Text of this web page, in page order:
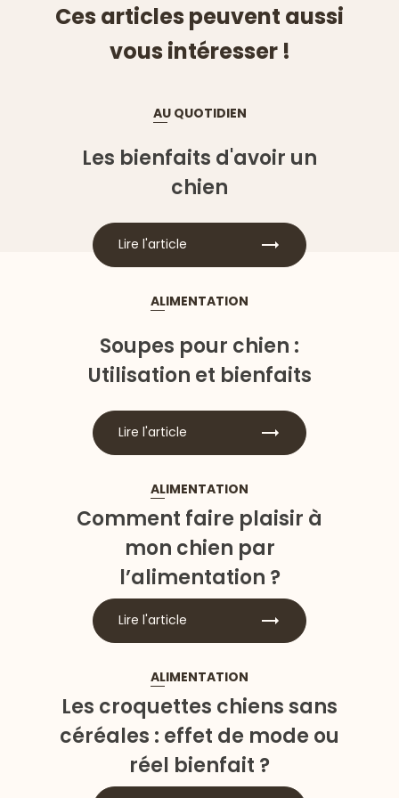
Ces articles peuvent aussi
vous intéresser !
AU QUOTIDIEN
Les bienfaits d'avoir un
chien
Lire l'article
ALIMENTATION
Soupes pour chien :
Utilisation et bienfaits
Lire l'article
ALIMENTATION
Comment faire plaisir à
mon chien par
l’alimentation ?
Lire l'article
ALIMENTATION
Les croquettes chiens sans
céréales : effet de mode ou
réel bienfait ?